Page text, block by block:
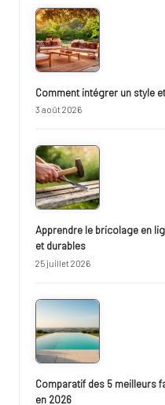
Comment intégrer un style
3 août 2026
Apprendre le bricolage en
et durables
25 juillet 2026
Comparatif des 5 meilleurs
en 2026